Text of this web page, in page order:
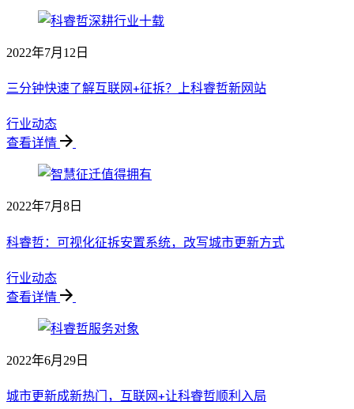
2022年7月12日
三分钟快速了解互联网+征拆？上科睿哲新网站
行业动态
查看详情
2022年7月8日
科睿哲：可视化征拆安置系统，改写城市更新方式
行业动态
查看详情
2022年6月29日
城市更新成新热门，互联网+让科睿哲顺利入局